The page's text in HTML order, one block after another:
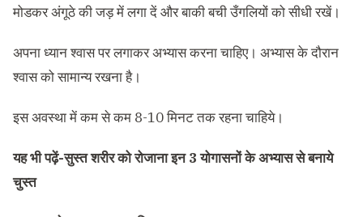
मोडकर अंगूठे की जड़ में लगा दें और बाकी बची उँगलियों को सीधी रखें।
अपना ध्यान श्वास पर लगाकर अभ्यास करना चाहिए। अभ्यास के दौरान
श्वास को सामान्य रखना है।
इस अवस्था में कम से कम 8-10 मिनट तक रहना चाहिये।
यह भी पढ़ें-सुस्त शरीर को रोजाना इन 3 योगासनों के अभ्यास से बनाये
चुस्त